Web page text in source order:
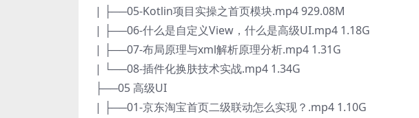
| ├──05-Kotlin项目实操之首页模块.mp4 929.08M
| ├──06-什么是自定义View，什么是高级UI.mp4 1.18G
| ├──07-布局原理与xml解析原理分析.mp4 1.31G
| └──08-插件化换肤技术实战.mp4 1.34G
├──05 高级UI
| ├──01-京东淘宝首页二级联动怎么实现？.mp4 1.10G